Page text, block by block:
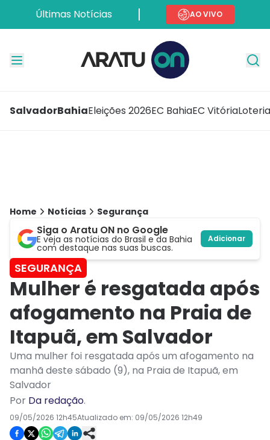
Últimas Notícias AO VIVO
SalvadorBahiaEleições 2026EC BahiaEC Vitória
Home Notícias Segurança
Siga o Aratu ON no Google
E veja as notícias do Brasil e da Bahia
com destaque nas suas buscas.
Adicionar
SEGURANÇA
Mulher é resgatada após
afogamento na Praia de
Itapuã, em Salvador
Uma mulher foi resgatada após um afogamento na
manhã deste sábado (9), na Praia de Itapuã, em
Salvador
Por Da redação.
09/05/2026 12h45Atualizado em: 09/05/2026 12h49